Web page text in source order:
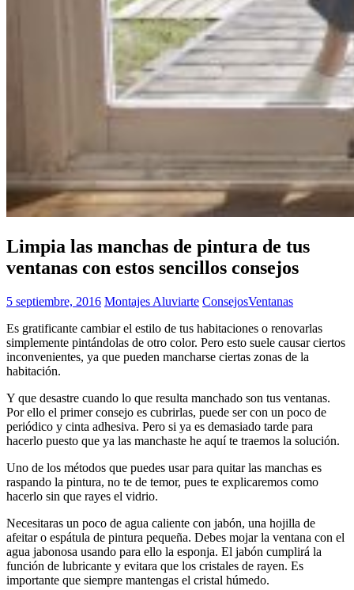
Limpia las manchas de pintura de tus
ventanas con estos sencillos consejos
5 septiembre, 2016 Montajes Aluviarte ConsejosVentanas
Es gratificante cambiar el estilo de tus habitaciones o renovarlas
simplemente pintándolas de otro color. Pero esto suele causar ciertos
inconvenientes, ya que pueden mancharse ciertas zonas de la
habitación.
Y que desastre cuando lo que resulta manchado son tus ventanas.
Por ello el primer consejo es cubrirlas, puede ser con un poco de
periódico y cinta adhesiva. Pero si ya es demasiado tarde para
hacerlo puesto que ya las manchaste he aquí te traemos la solución.
Uno de los métodos que puedes usar para quitar las manchas es
raspando la pintura, no te de temor, pues te explicaremos como
hacerlo sin que rayes el vidrio.
Necesitaras un poco de agua caliente con jabón, una hojilla de
afeitar o espátula de pintura pequeña. Debes mojar la ventana con el
agua jabonosa usando para ello la esponja. El jabón cumplirá la
función de lubricante y evitara que los cristales de rayen. Es
importante que siempre mantengas el cristal húmedo.